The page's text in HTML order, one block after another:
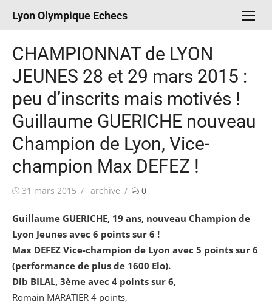
Lyon Olympique Echecs
CHAMPIONNAT de LYON
JEUNES 28 et 29 mars 2015 :
peu d’inscrits mais motivés !
Guillaume GUERICHE nouveau
Champion de Lyon, Vice-
champion Max DEFEZ !
Publié
31 mars 2015 Auteur/autrice
archive 0
Guillaume GUERICHE, 19 ans, nouveau Champion de
Lyon Jeunes avec 6 points sur 6 !
Max DEFEZ Vice-champion de Lyon avec 5 points sur 6
(performance de plus de 1600 Elo).
Dib BILAL, 3ème avec 4 points sur 6,
Romain MARATIER 4 points,